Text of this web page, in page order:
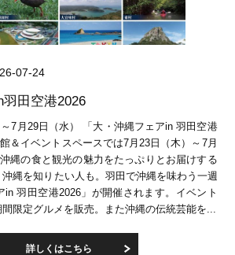
07-24
田空港2026
7月29日（水） 「大・沖縄フェアin 羽田空港
＆イベントスペースでは7月23日（木）～7月
縄の食と観光の魅力をたっぷりとお届けする
沖縄を知りたい人も。羽田で沖縄を味わう一週
in 羽田空港2026」が開催されます。イベント
限定グルメを販売。また沖縄の伝統芸能を...
詳しくはこちら